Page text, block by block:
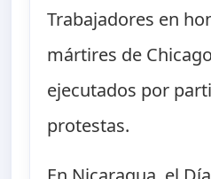
Trabajadores en
mártires de
ejecutados por
protestas.